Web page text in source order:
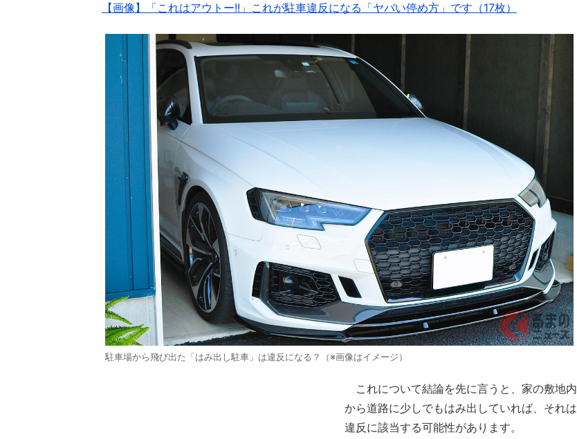
【画像】「これはアウトー!!」これが駐車違反になる「ヤバい停め方」です（17枚）
駐車場から飛び出た「はみ出し駐車」は違反になる？（※画像はイメージ）
これについて結論を先に言うと、家の敷地内
から道路に少しでもはみ出していれば、それは
違反に該当する可能性があります。